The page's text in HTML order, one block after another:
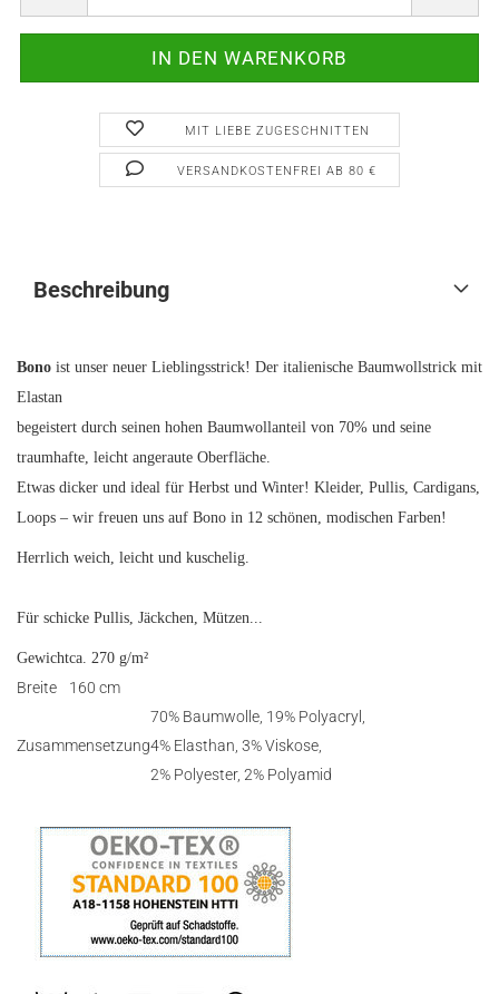
MIT LIEBE ZUGESCHNITTEN
VERSANDKOSTENFREI AB 80 €
Beschreibung
Bono ist unser neuer Lieblingsstrick! Der italienische Baumwollstrick mit
Elastan
begeistert durch seinen hohen Baumwollanteil von 70% und seine
traumhafte, leicht angeraute Oberfläche.
Etwas dicker und ideal für Herbst und Winter! Kleider, Pullis, Cardigans,
Loops – wir freuen uns auf Bono in 12 schönen, modischen Farben!
Herrlich weich, leicht und kuschelig.
Für schicke Pullis, Jäckchen, Mützen...
Gewichtca. 270 g/m²
Breite 160 cm
Zusammensetzung
70% Baumwolle, 19% Polyacryl,
4% Elasthan, 3% Viskose,
2% Polyester, 2% Polyamid